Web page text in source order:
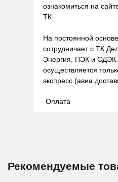
ознакомиться на
ТК.
На постоянной
сотрудничает с ТК
Энергия, ПЭК и
осуществляется
экспресс (авиа
Оплата
Рекомендуемые